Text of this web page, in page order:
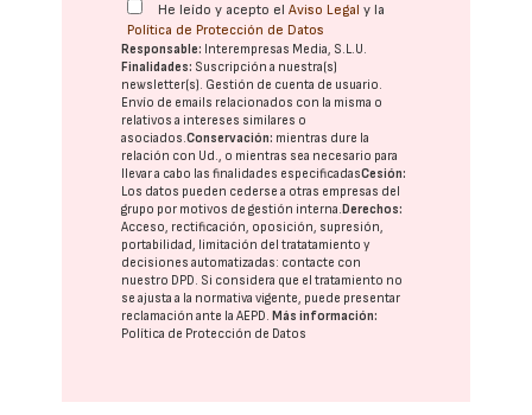
He leído y acepto elAviso Legal y la
Política de Protección de Datos
Responsable: Interempresas Media, S.L.U.
Finalidades: Suscripción a nuestra(s)
newsletter(s). Gestión de cuenta de usuario.
Envío de emails relacionados con la misma o
relativos a intereses similares o
asociados.Conservación: mientras dure la
relación con Ud., o mientras sea necesario para
llevar a cabo las finalidades especificadasCesión:
Los datos pueden cederse a otras empresas del
grupo por motivos de gestión interna. Derechos:
Acceso, rectificación, oposición, supresión,
portabilidad, limitación del tratatamiento y
decisiones automatizadas: contacte con
nuestro DPD. Si considera que el tratamiento no
se ajusta a la normativa vigente, puede presentar
reclamación ante laAEPD. Más información:
Política de Protección de Datos